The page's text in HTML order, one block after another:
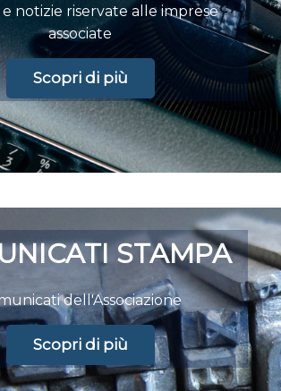
e notizie riservate alle imprese
associate
Scopri di più
STAMPA
dell'Associazione
Scopri di più